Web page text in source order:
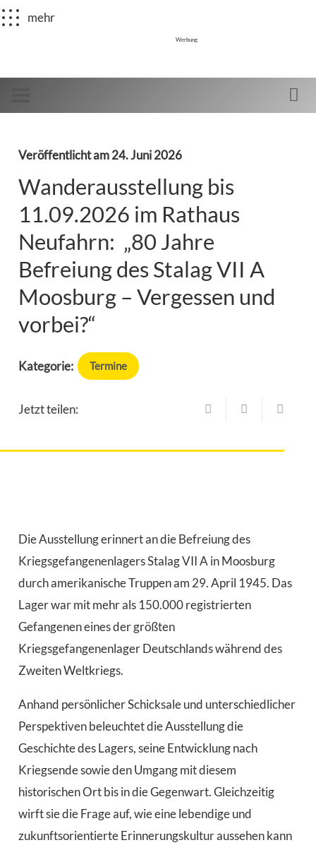
mehr
Werbung
Veröffentlicht am24. Juni 2026
Wanderausstellung bis
11.09.2026 im Rathaus
Neufahrn: „80 Jahre
Befreiung des Stalag VII A
Moosburg – Vergessen und
vorbei?“
Kategorie: Termine
Jetzt teilen:
Die Ausstellung erinnert an die Befreiung des
Kriegsgefangenenlagers Stalag VII A in Moosburg
durch amerikanische Truppen am 29. April 1945. Das
Lager war mit mehr als 150.000 registrierten
Gefangenen eines der größten
Kriegsgefangenenlager Deutschlands während des
Zweiten Weltkriegs.
Anhand persönlicher Schicksale und unterschiedlicher
Perspektiven beleuchtet die Ausstellung die
Geschichte des Lagers, seine Entwicklung nach
Kriegsende sowie den Umgang mit diesem
historischen Ort bis in die Gegenwart. Gleichzeitig
wirft sie die Frage auf, wie eine lebendige und
zukunftsorientierte Erinnerungskultur aussehen kann